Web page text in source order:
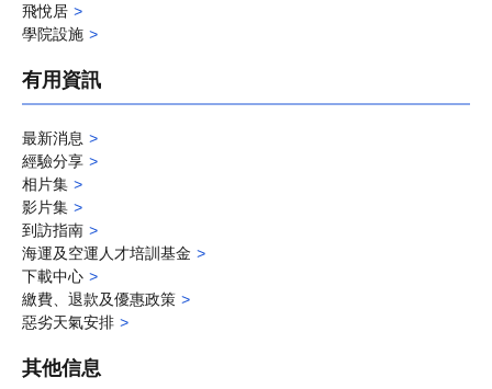
飛悅居
學院設施
有用資訊
最新消息
經驗分享
相片集
影片集
到訪指南
海運及空運人才培訓基金
下載中心
繳費、退款及優惠政策
惡劣天氣安排
其他信息